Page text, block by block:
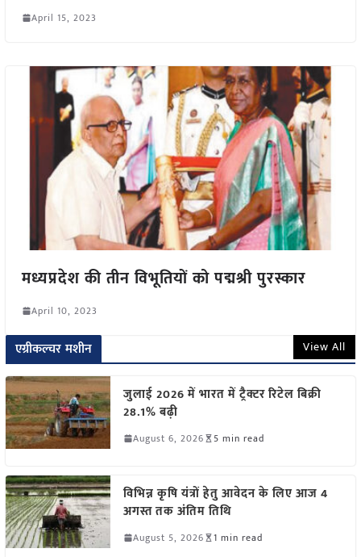
April 15, 2023
मध्यप्रदेश की तीन विभूतियों को पद्मश्री पुरस्कार
April 10, 2023
एग्रीकल्चर मशीन View All
जुलाई 2026 में भारत में ट्रैक्टर रिटेल बिक्री
28.1% बढ़ी
August 6, 2026 5 min read
विभिन्न कृषि यंत्रों हेतु आवेदन के लिए आज 4
अगस्त तक अंतिम तिथि
August 5, 2026 1 min read